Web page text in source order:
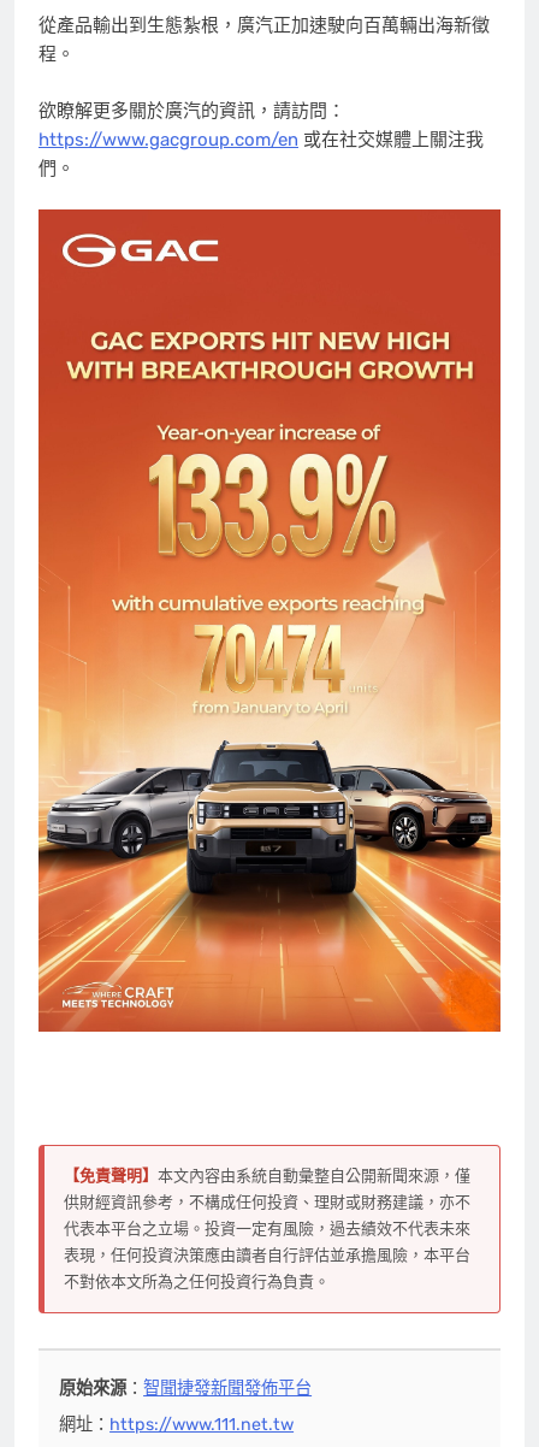
從產品輸出到生態紮根，廣汽正加速駛向百萬輛出海新徵
程。
欲瞭解更多關於廣汽的資訊，請訪問：
https://www.gacgroup.com/en 或在社交媒體上關注我
們。
【免責聲明】 本文內容由系統自動彙整自公開新聞來源，僅
供財經資訊參考，不構成任何投資、理財或財務建議，亦不
代表本平台之立場。投資一定有風險，過去績效不代表未來
表現，任何投資決策應由讀者自行評估並承擔風險，本平台
不對依本文所為之任何投資行為負責。
原始來源：智聞捷發新聞發佈平台
網址： https://www.111.net.tw